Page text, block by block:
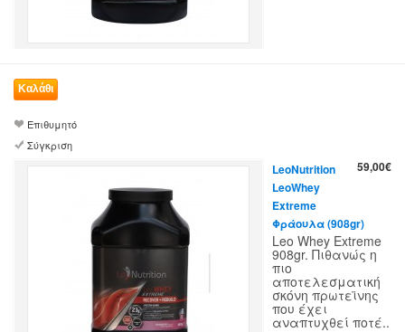
Επιθυμητό
Σύγκριση
59,00€
LeoNutrition
LeoWhey
Extreme
Φράουλα (908gr)
Leo Whey Extreme
908gr. Πιθανώς η
πιο
αποτελεσματική
σκόνη πρωτεϊνης
που έχει
αναπτυχθεί ποτέ..